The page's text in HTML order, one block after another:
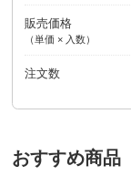
販売価格
（単価 × 入数）
注文数
おすすめ商品